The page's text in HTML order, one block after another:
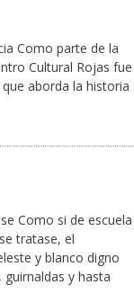
Como parte de la
Cultural Rojas fue
aborda la historia
Como si de escuela
tratase, el
y blanco digno
y hasta